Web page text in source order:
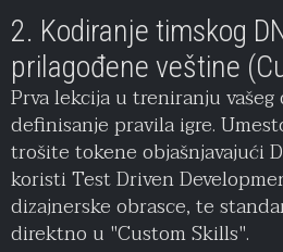
2. Kodiranje timskog
prilagođene veštine
Prva lekcija u treniranju
definisanje pravila igre.
trošite tokene objašnjavajući
koristi Test Driven
dizajnerske obrasce, te
direktno u "Custom Skills".